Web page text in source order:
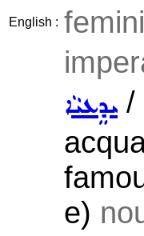
English :
ܝܕܸܥܝܵܐ /
e)